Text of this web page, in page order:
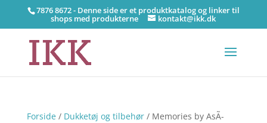
7876 8672 - Denne side er et produktkatalog og linker til
shops med produkterne kontakt@ikk.dk
Forside/ Dukketøj og tilbehør/ Memories by AsÃ­